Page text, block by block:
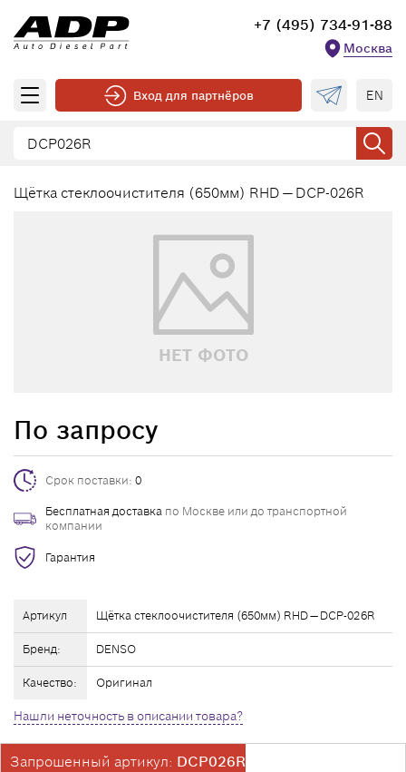
+7 (495) 734-91-88
Москва
Вход для партнёров EN
Щётка стеклоочистителя (650мм) RHD — DCP-026R
НЕТ ФОТО
Артикул Щётка стеклоочистителя (650мм) RHD — DCP-026R
Бренд: DENSO
Качество: Оригинал
Нашли неточность в описании товара?
По запросу
Срок поставки: 0
Бесплатная доставка по Москве или до транспортной
компании
Гарантия
Запрошенный артикул: DCP026R